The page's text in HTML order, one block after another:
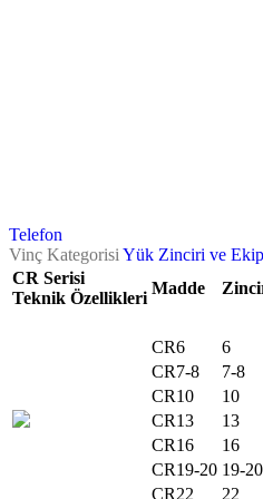
Telefon
Vinç Kategorisi Yük Zinciri ve
CR Serisi
Teknik Özellikleri
Madde
CR6
6
CR7-8
7-8
CR10
10
CR13
13
CR16
16
CR19-20 19-20
CR22
22